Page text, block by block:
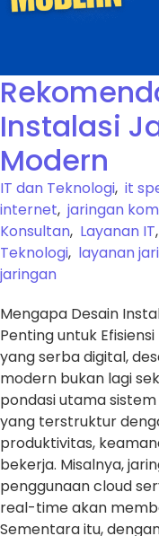
Instalasi
Modern
IT dan Teknologi, it
internet, jaringan
Konsultan, Layanan IT,
Teknologi, layanan
jaringan
Mengapa Desain
Penting untuk
yang serba digital,
modern bukan lagi
pondasi utama
yang terstruktur
produktivitas,
bekerja. Misalnya,
penggunaan cloud
real-time akan
Sementara itu,